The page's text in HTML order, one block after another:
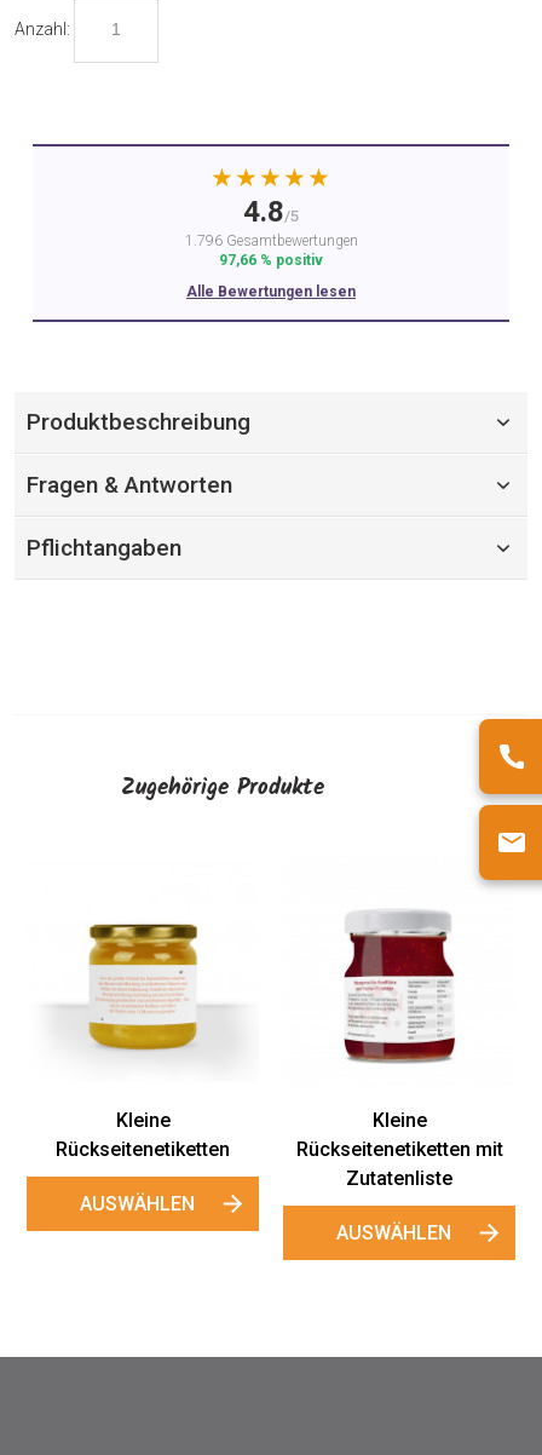
Anzahl:
★★★★★
4.8/5
1.796 Gesamtbewertungen
97,66 % positiv
Alle Bewertungen lesen
Produktbeschreibung
Fragen & Antworten
Pflichtangaben
Zugehörige Produkte
Rückseitenetiketten mit
Zutatenliste
AUSWÄHLEN
Kleine
"Happy Flowers"